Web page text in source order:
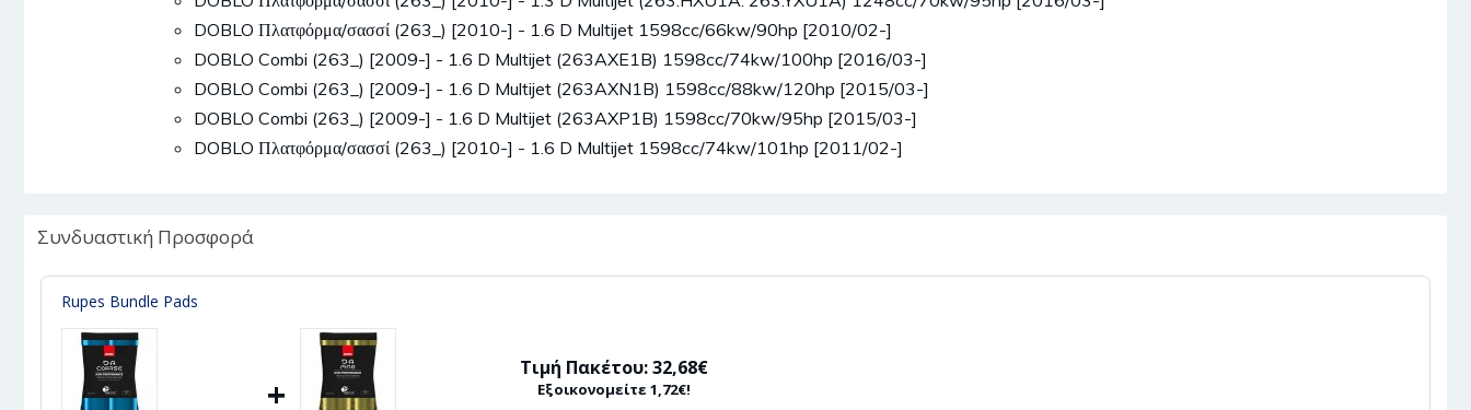
DOBLO Πλατφόρμα/σασσί (263_) [2010-] - 1.6 D Multijet 1598cc/66kw/90hp [2010/02-]
DOBLO Combi (263_) [2009-] - 1.6 D Multijet (263AXE1B) 1598cc/74kw/100hp [2016/03-]
DOBLO Combi (263_) [2009-] - 1.6 D Multijet (263AXN1B) 1598cc/88kw/120hp [2015/03-]
DOBLO Combi (263_) [2009-] - 1.6 D Multijet (263AXP1B) 1598cc/70kw/95hp [2015/03-]
DOBLO Πλατφόρμα/σασσί (263_) [2010-] - 1.6 D Multijet 1598cc/74kw/101hp [2011/02-]
Συνδυαστική Προσφορά
Rupes Bundle Pads
+
Τιμή Πακέτου: 32,68€
Εξοικονομείτε 1,72€!